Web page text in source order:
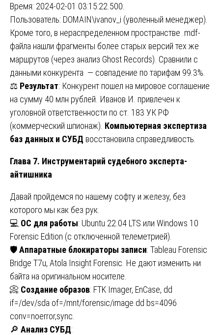
Время: 2024-02-01 03:15:22.500.
Пользователь: DOMAIN\ivanov_i (уволенный менеджер).
Кроме того, в нераспределенном пространстве .mdf-
файла нашли фрагменты более старых версий тех же
маршрутов (через анализ Ghost Records). Сравнили с
данными конкурента — совпадение по тарифам 99.3%.
⚖️ Результат: Конкурент пошел на мировое соглашение
на сумму 40 млн рублей. Иванов И. привлечен к
уголовной ответственности по ст. 183 УК РФ
(коммерческий шпионаж). Компьютерная экспертиза
баз данных и СУБД восстановила справедливость.
Глава 7. Инструментарий судебного эксперта-
айтишника
Давай пройдемся по нашему софту и железу, без
которого мы как без рук.
💻 ОС для работы: Ubuntu 22.04 LTS или Windows 10
Forensic Edition (с отключенной телеметрией).
🛡️Аппаратные блокираторы записи: Tableau Forensic
Bridge T7u, Atola Insight Forensic. Не дают изменить ни
байта на оригинальном носителе.
📀 Создание образов: FTK Imager, EnCase, dd
if=/dev/sda of=/mnt/forensic/image.dd bs=4096
conv=noerror,sync.
🔎 Анализ СУБД: